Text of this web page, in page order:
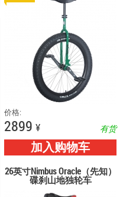
价格:
2899 ¥ 有货
加入购物车
26英寸Nimbus Oracle（先知）
碟刹山地独轮车